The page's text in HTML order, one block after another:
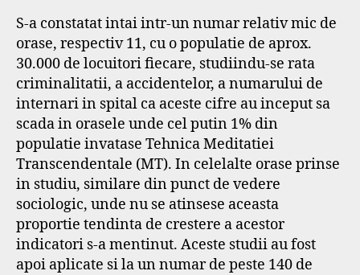
S-a constatat intai intr-un numar relativ mic de
orase, respectiv 11, cu o populatie de aprox.
30.000 de locuitori fiecare, studiindu-se rata
criminalitatii, a accidentelor, a numarului de
internari in spital ca aceste cifre au inceput sa
scada in orasele unde cel putin 1% din
populatie invatase Tehnica Meditatiei
Transcendentale (MT). In celelalte orase prinse
in studiu, similare din punct de vedere
sociologic, unde nu se atinsese aceasta
proportie tendinta de crestere a acestor
indicatori s-a mentinut. Aceste studii au fost
apoi aplicate si la un numar de peste 140 de